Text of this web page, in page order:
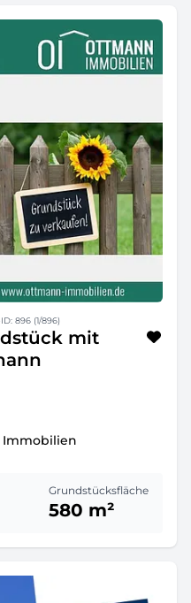
896 (1/896)
mit
Grundstücksfläche
580 m²